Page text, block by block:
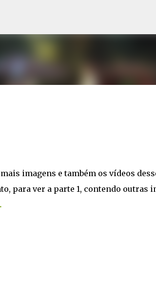
mais imagens e também os vídeos
para ver a parte 1, contendo outras